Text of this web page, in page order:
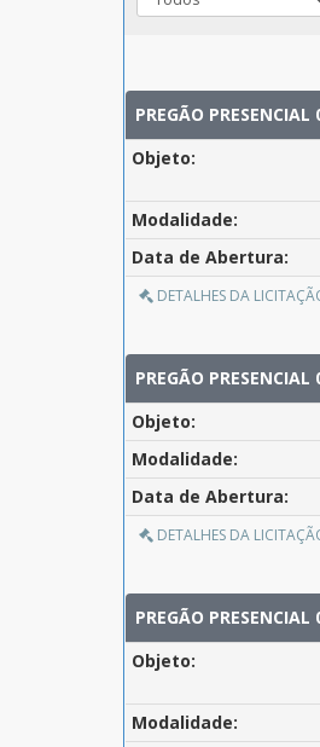
PREGÃO
Objeto:
Modalidade:
Data de Abertura:
DETALHES DA
PREGÃO
Objeto:
Modalidade:
Data de Abertura:
DETALHES DA
PREGÃO
Objeto:
Modalidade: